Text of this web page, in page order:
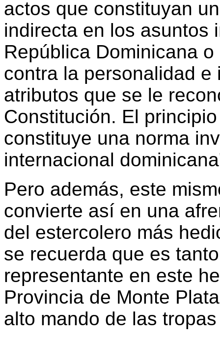
actos que constituyan
indirecta en los asuntos
República Dominicana
contra la personalidad
atributos que se le
Constitución. El
constituye una norma
internacional
Pero además, este
convierte así en una
del estercolero más
se recuerda que es
representante en este
Provincia de Monte
alto mando de las